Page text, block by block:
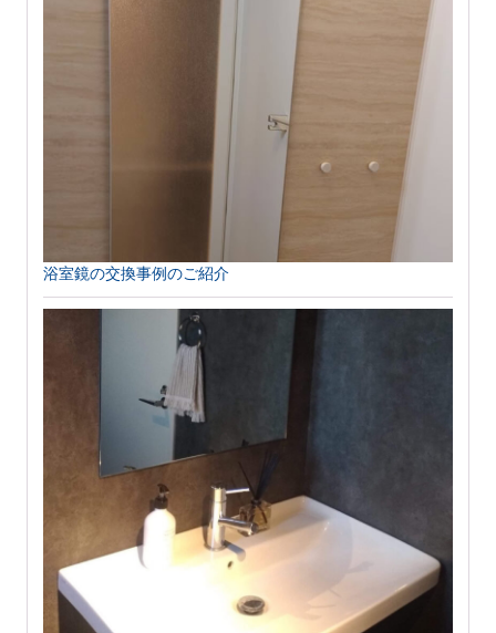
浴室鏡の交換事例のご紹介